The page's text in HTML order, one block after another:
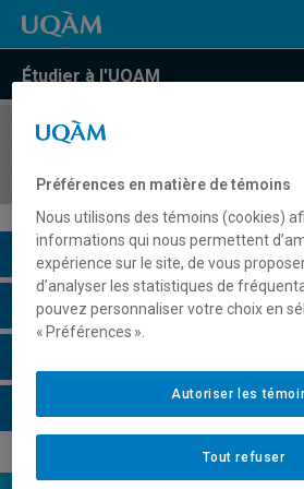
Étudier à l'UQAM
COURS//
Description du cours
Horaire - Été 2026
Préférences en matière de témoins
Nous utilisons des témoins (cookies)
informations qui nous permettent
expérience sur le site, de vous
d’analyser les statistiques de
pouvez personnaliser votre choix en
« Préférences ».
Tout refuser
Autoriser les